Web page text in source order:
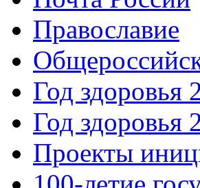
Православие
Год здоровья
Год здоровья
Проекты